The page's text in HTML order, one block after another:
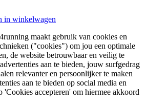
in winkelwagen
maakt gebruik van cookies en
("cookies") om jou een optimale
de website betrouwbaar en veilig te
aan te bieden, jouw surfgedrag
relevanter en persoonlijker te maken
aan te bieden op social media en
accepteren' om hiermee akkoord